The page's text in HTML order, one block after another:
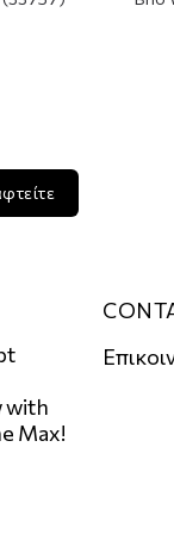
with
Max!